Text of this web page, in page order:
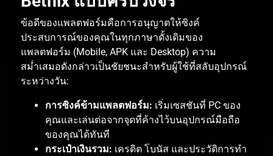
ข้อดีของแพลตฟอร์มคือการอนุญาตให้ซิงค์
ประสบการณ์ของคุณในทุกภาษาดั้งเดิมของ
แพลตฟอร์ม (Mobile, APK และ Desktop) ความ
สม่ำเสมอดังกล่าวเป็นชัยชนะสำหรับผู้ใช้ที่สลับอุปกรณ์
ระหว่างวัน:
การซิงค์ข้ามแพลตฟอร์ม: เริ่มเซสชันที่ PC ของ
คุณและเล่นต่อจากจุดที่ค้างไว้บนอุปกรณ์มือถือ
ของคุณได้ทันที
กระเป๋าเงินรวม: เครดิต โบนัส และประวัติการทำ